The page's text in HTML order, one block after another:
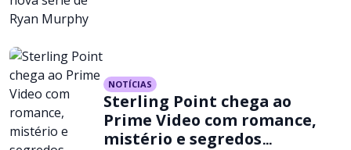
NOTÍCIAS
Sterling Point chega ao
Prime Video com romance,
mistério e segredos